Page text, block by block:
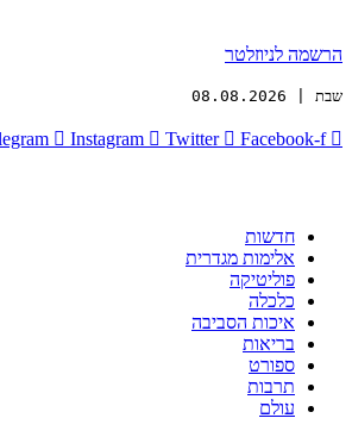
הרשמה לניוזלטר
שבת | 08.08.2026
Instagram Twitter Facebook-f
חדשות
אלימות מגדרית
פוליטיקה
כלכלה
איכות הסביבה
בריאות
ספורט
תרבות
עולם